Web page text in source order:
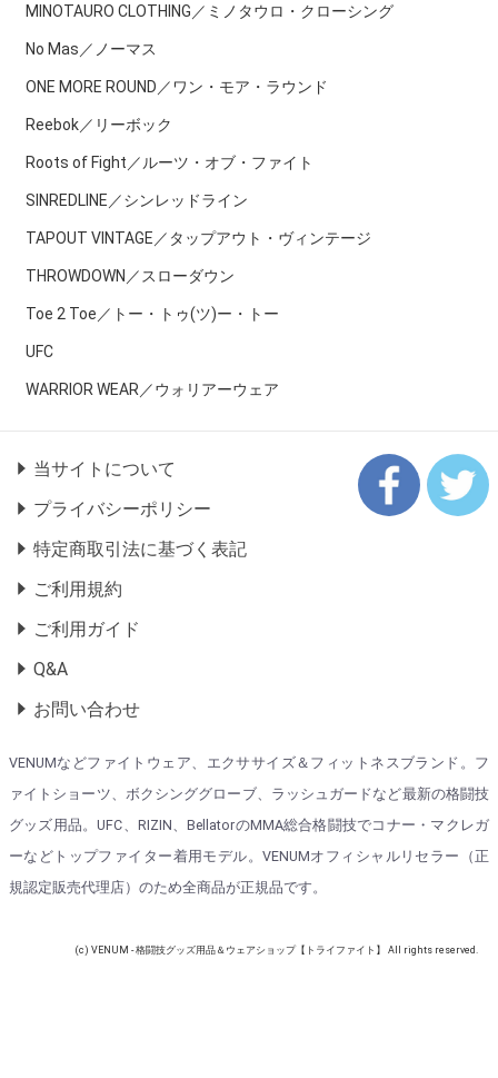
MINOTAURO CLOTHING／ミノタウロ・クローシング
No Mas／ノーマス
ONE MORE ROUND／ワン・モア・ラウンド
Reebok／リーボック
Roots of Fight／ルーツ・オブ・ファイト
SINREDLINE／シンレッドライン
TAPOUT VINTAGE／タップアウト・ヴィンテージ
THROWDOWN／スローダウン
Toe 2 Toe／トー・トゥ(ツ)ー・トー
UFC
WARRIOR WEAR／ウォリアーウェア
当サイトについて
プライバシーポリシー
特定商取引法に基づく表記
ご利用規約
ご利用ガイド
Q&A
お問い合わせ
VENUMなどファイトウェア、エクササイズ＆フィットネスブランド。フ
ァイトショーツ、ボクシンググローブ、ラッシュガードなど最新の格闘技
グッズ用品。UFC、RIZIN、BellatorのMMA総合格闘技でコナー・マクレガ
ーなどトップファイター着用モデル。VENUMオフィシャルリセラー（正
規認定販売代理店）のため全商品が正規品です。
(c) VENUM - 格闘技グッズ用品＆ウェアショップ【トライファイト】 All rights reserved.